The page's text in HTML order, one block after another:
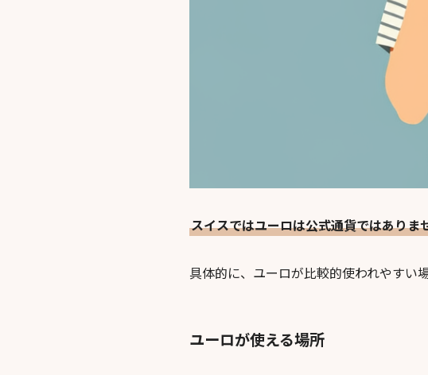
スイスではユーロは公式通貨ではあり
具体的に、ユーロが比較的使われやすい
ユーロが使える場所